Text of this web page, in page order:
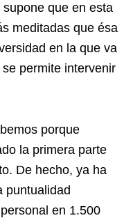
que en esta
meditadas que ésa
en la que va
permite intervenir
porque
la primera parte
De hecho, ya ha
puntualidad
en 1.500